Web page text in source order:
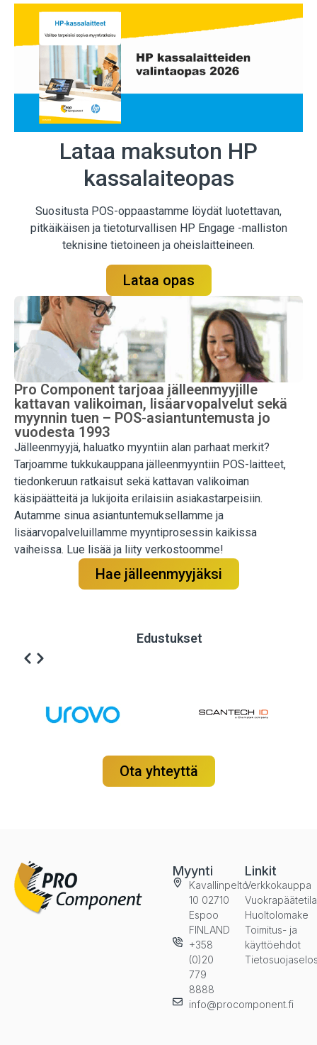
Lataa maksuton HP
kassalaiteopas
Suositusta POS-oppaastamme löydät luotettavan,
pitkäikäisen ja tietoturvallisen HP Engage -malliston
teknisine tietoineen ja oheislaitteineen.
Lataa opas
Pro Component tarjoaa jälleenmyyjille
kattavan valikoiman, lisäarvopalvelut sekä
myynnin tuen – POS-asiantuntemusta jo
vuodesta 1993
Jälleenmyyjä, haluatko myyntiin alan parhaat merkit?
Tarjoamme tukkukauppana jälleenmyyntiin POS-laitteet,
tiedonkeruun ratkaisut sekä kattavan valikoiman
käsipäätteitä ja lukijoita erilaisiin asiakastarpeisiin.
Autamme sinua asiantuntemuksellamme ja
lisäarvopalveluillamme myyntiprosessin kaikissa
vaiheissa. Lue lisää ja liity verkostoomme!
Hae jälleenmyyjäksi
Edustukset
Ota yhteyttä
Myynti
Kavallinpelto
10 02710
Espoo
FINLAND
+358
(0)20
779
8888
info@procomponent.fi
Linkit
Verkkokauppa
Huoltolomake
Toimitus- ja
käyttöehdot